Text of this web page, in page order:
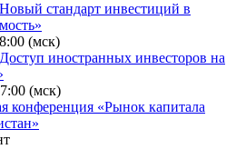
стандарт инвестиций в
(мск)
иностранных инвесторов на
(мск)
конференция «Рынок капитала